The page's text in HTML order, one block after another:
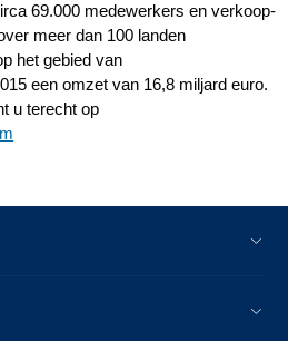
69.000 medewerkers en verkoop-
meer dan 100 landen
het gebied van
een omzet van 16,8 miljard euro.
u terecht op